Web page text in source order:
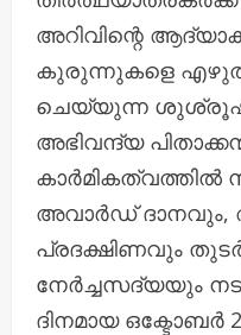
അറിവിന്റെ
കുരുന്നുകളെ
ചെയ്യുന്ന
അഭിവന്ദ്യ
കാർമികത്വത്തിൽ
അവാർഡ്
പ്രദക്ഷിണവും
നേർച്ചസദ്യയും
ദിനമായ ഒക്ടോബർ